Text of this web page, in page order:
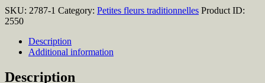
SKU: 2787-1 Category: Petites fleurs traditionnelles Product ID:
2550
Description
Additional information
Description